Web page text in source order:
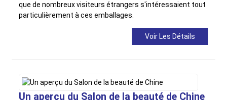
que de nombreux visiteurs étrangers s'intéressaient tout
particulièrement à ces emballages.
Voir Les Détails
Un aperçu du Salon de la beauté de Chine